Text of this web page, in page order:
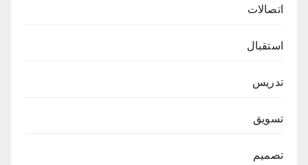
اتصالات
استقبال
تدريس
تسويق
تصميم